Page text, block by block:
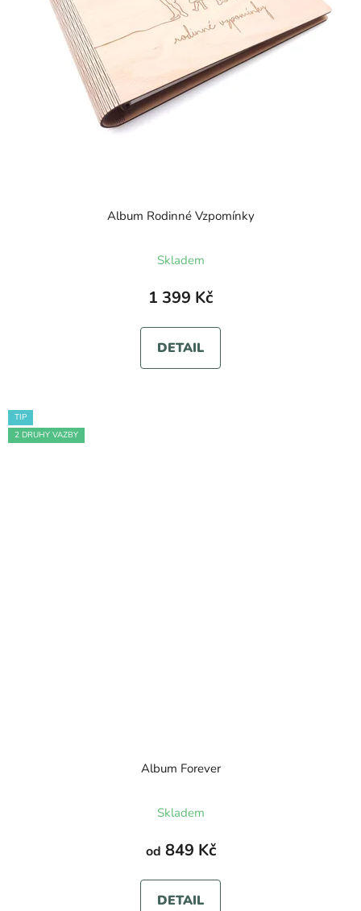
Album Rodinné Vzpomínky
Skladem
1 399 Kč
DETAIL
TIP
2 DRUHY VAZBY
Album Forever
Skladem
od 849 Kč
DETAIL